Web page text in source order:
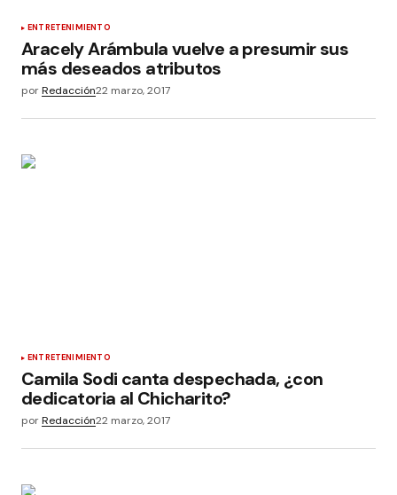
ENTRETENIMIENTO
Aracely Arámbula vuelve a presumir sus
más deseados atributos
porRedacción22 marzo, 2017
ENTRETENIMIENTO
Camila Sodi canta despechada, ¿con
dedicatoria al Chicharito?
porRedacción22 marzo, 2017